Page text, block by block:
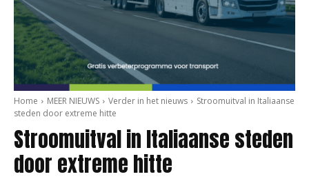
Home MEER NIEUWS Verder in het nieuws
Stroomuitval in Italiaanse
steden door extreme hitte
Stroomuitval in Italiaanse steden
door extreme hitte